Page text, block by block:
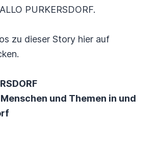
PURKERSDORF.
zu dieser Story hier auf
und Themen in und